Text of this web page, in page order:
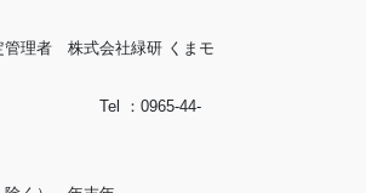
管理者 株式会社緑研 くまモ
0965-44-